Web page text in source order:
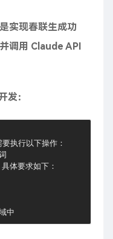
实现春联生成功
调用 Claude API
发：
执行以下操作：
体要求如下：